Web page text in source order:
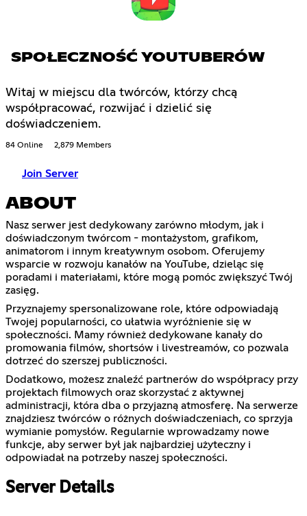
SPOŁECZNOŚĆ YOUTUBERÓW
Witaj w miejscu dla twórców, którzy chcą
współpracować, rozwijać i dzielić się
doświadczeniem.
84 Online 2,879 Members
Join Server
ABOUT
Nasz serwer jest dedykowany zarówno młodym, jak i
doświadczonym twórcom - montażystom, grafikom,
animatorom i innym kreatywnym osobom. Oferujemy
wsparcie w rozwoju kanałów na YouTube, dzieląc się
poradami i materiałami, które mogą pomóc zwiększyć Twój
zasięg.
Przyznajemy spersonalizowane role, które odpowiadają
Twojej popularności, co ułatwia wyróżnienie się w
społeczności. Mamy również dedykowane kanały do
promowania filmów, shortsów i livestreamów, co pozwala
dotrzeć do szerszej publiczności.
Dodatkowo, możesz znaleźć partnerów do współpracy przy
projektach filmowych oraz skorzystać z aktywnej
administracji, która dba o przyjazną atmosferę. Na serwerze
znajdziesz twórców o różnych doświadczeniach, co sprzyja
wymianie pomysłów. Regularnie wprowadzamy nowe
funkcje, aby serwer był jak najbardziej użyteczny i
odpowiadał na potrzeby naszej społeczności.
Server Details